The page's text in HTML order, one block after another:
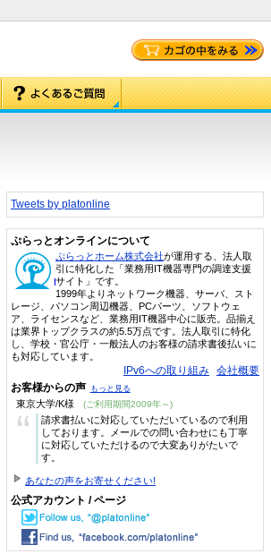
Tweets by platonline
ぷらっとオンラインについて
ぷらっとホーム株式会社が運用する、法人取
引に特化した「業務用IT機器専門の調達支援
サイト」です。
1999年よりネットワーク機器、サーバ、スト
レージ、パソコン周辺機器、PCパーツ、ソフトウェ
ア、ライセンスなど、業務用IT機器中心に販売。品揃え
は業界トップクラスの約5.5万点です。法人取引に特化
し、学校・官公庁・一般法人のお客様の請求書後払いに
も対応しています。
IPv6への取り組み 会社概要
お客様からの声 もっと見る
東京大学/K様 (ご利用期間2009年～)
“
請求書払いに対応していただいているので利用
しております。メールでの問い合わせにも丁寧
に対応していただけるので大変ありがたいで
す。
あなたの声をお寄せください!
公式アカウント / ページ